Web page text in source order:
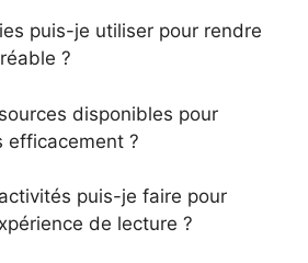
puis-je utiliser pour rendre
?
disponibles pour
efficacement ?
puis-je faire pour
de lecture ?